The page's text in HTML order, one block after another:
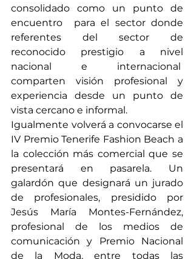
consolidado como un punto de
encuentro  para el sector donde
referentes del sector de
reconocido prestigio a nivel
nacional e internacional
comparten visión profesional y
experiencia desde un punto de
vista cercano e informal.
Igualmente volverá a convocarse el
IV Premio Tenerife Fashion Beach a
la colección más comercial que se
presentará en pasarela. Un
galardón que designará un jurado
de profesionales, presidido por
Jesús María Montes-Fernández,
profesional de los medios de
comunicación y Premio Nacional
de la Moda, entre todas las